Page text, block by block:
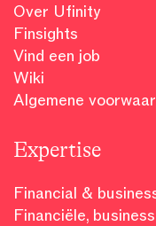
Over Ufinity
Finsights
Vind een job
Wiki
Algemene
Expertise
Financial &
Financiële,